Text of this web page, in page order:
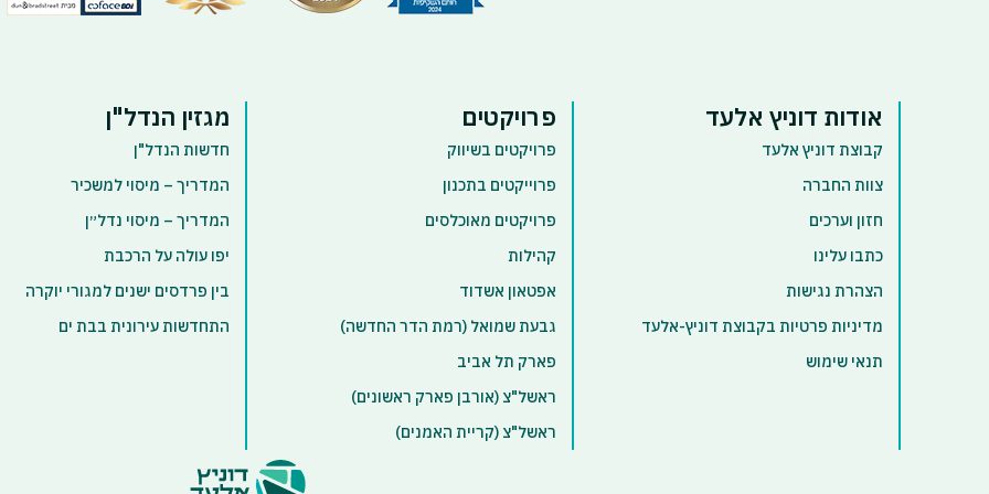
אודות דוניץ אלעד
קבוצת דוניץ אלעד
צוות החברה
חזון וערכים
כתבו עלינו
הצהרת נגישות
מדיניות פרטיות בקבוצת דוניץ-אלעד
תנאי שימוש
פרויקטים
פרויקטים בשיווק
פרוייקטים בתכנון
פרויקטים מאוכלסים
קהילות
אפטאון אשדוד
גבעת שמואל (רמת הדר החדשה)
פארק תל אביב
ראשל"צ (אורבן פארק ראשונים)
ראשל"צ (קריית האמנים)
מגזין הנדל"ן
חדשות הנדל"ן
המדריך – מיסוי למשכיר
המדריך – מיסוי נדל״ן
יפו עולה על הרכבת
בין פרדסים ישנים למגורי יוקרה
התחדשות עירונית בבת ים